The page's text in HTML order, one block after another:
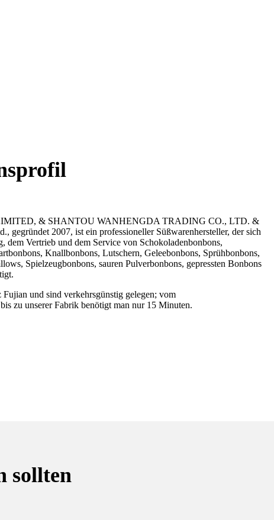
& SHANTOU WANHENGDA TRADING CO., LTD. &
gegründet 2007, ist ein professioneller Süßwarenhersteller, der sich
dem Vertrieb und dem Service von Schokoladenbonbons,
Knallbonbons, Lutschern, Geleebonbons, Sprühbonbons,
Spielzeugbonbons, sauren Pulverbonbons, gepressten Bonbons
und sind verkehrsgünstig gelegen; vom
zu unserer Fabrik benötigt man nur 15 Minuten.
sollten